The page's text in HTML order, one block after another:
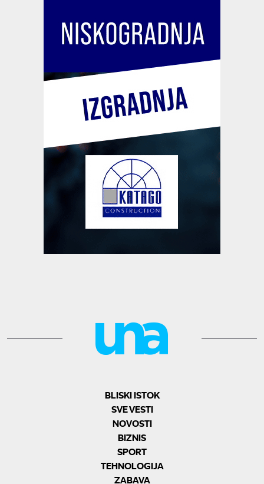
BLISKI ISTOK
SVE VESTI
NOVOSTI
BIZNIS
SPORT
TEHNOLOGIJA
ZABAVA